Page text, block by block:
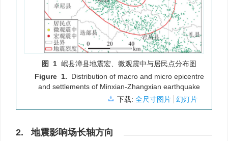
图 1 岷县漳县地震宏、微观震中与居民点分布图
Figure 1.
Distribution of macro and micro epicentre
and settlements of Minxian-Zhangxian earthquake
下载: 全尺寸图片 幻灯片
2. 地震影响场长轴方向